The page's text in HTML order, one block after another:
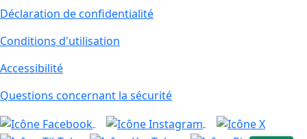
Déclaration de confidentialité
Conditions d'utilisation
Accessibilité
Questions concernant la sécurité